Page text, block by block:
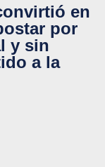
en
por
y sin
a la